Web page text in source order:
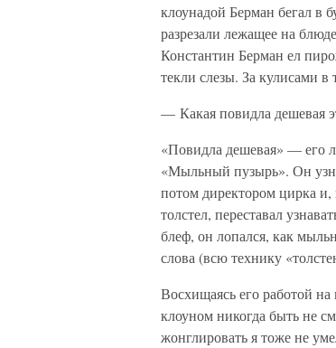
клоунадой Берман бегал в
разрезали лежащее на
Константин Берман ел
текли слезы. За кулисами в
— Какая повидла дешевая
«Повидла дешевая» — его
«Мыльный пузырь». Он
потом директором цирка и,
толстел, переставал
блеф, он лопался, как
слова (всю технику
Восхищаясь его работой
клоуном никогда быть не
жонглировать я тоже не